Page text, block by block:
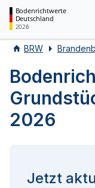
Bodenrichtwerte
Deutschland
2026
BRW
2026
Jetzt